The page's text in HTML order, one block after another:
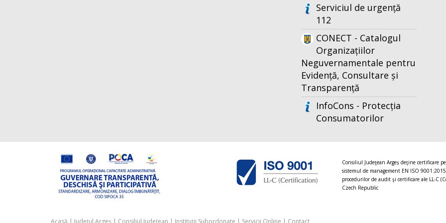
Serviciul de urgență
112
CONECT - Catalogul
Organizațiilor
Neguvernamentale pentru
Evidență, Consultare și
Transparență
InfoCons - Protecția
Consumatorilor
Consiliul Judeţean Argeș deţine certificare
sistemul de management EN ISO
procedurilor de audit şi certificare ale LL-C
Czech Republic
Acasă | Județul Argeș | Consiliul Județean | Instituții Subordonate | Servicii Online | Contact